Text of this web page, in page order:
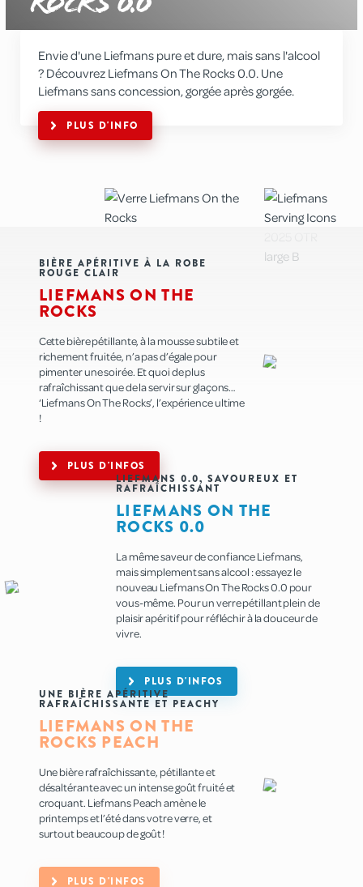
CONTACT
LIFE LIFE ON THE ROCKS! PARTAGE TON MOMENT
#LIEFMANS
Envie d'une Liefmans pure et dure, mais sans l'alcool
? Découvrez Liefmans On The Rocks 0.0. Une
Liefmans sans concession, gorgée après gorgée.
PLUS D'INFO
BIÈRE APÉRITIVE À LA ROBE
ROUGE CLAIR
LIEFMANS ON THE
ROCKS
Cette bière pétillante, à la mousse subtile et
richement fruitée, n’a pas d’égale pour
pimenter une soirée. Et quoi de plus
rafraîchissant que de la servir sur glaçons…
‘Liefmans On The Rocks’, l’expérience ultime
!
PLUS D'INFOS
LIEFMANS 0.0, SAVOUREUX ET
RAFRAÎCHISSANT
LIEFMANS ON THE
ROCKS 0.0
La même saveur de confiance Liefmans,
mais simplement sans alcool : essayez le
nouveau Liefmans On The Rocks 0.0 pour
vous-même. Pour un verre pétillant plein de
plaisir apéritif pour réfléchir à la douceur de
vivre.
PLUS D'INFOS
UNE BIÈRE APÉRITIVE
RAFRAÎCHISSANTE ET PEACHY
LIEFMANS ON THE
ROCKS PEACH
Une bière rafraîchissante, pétillante et
désaltérante avec un intense goût fruité et
croquant. Liefmans Peach amène le
printemps et l’été dans votre verre, et
surtout beaucoup de goût !
PLUS D'INFOS